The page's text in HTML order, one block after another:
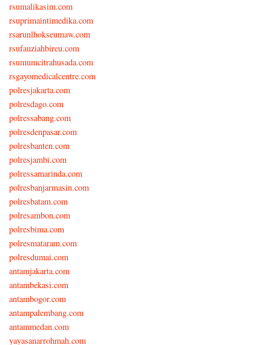
rsumalikasim.com
rsuprimaintimedika.com
rsarunlhokseumaw.com
rsufauziahbireu.com
rsumumcitrahusada.com
rsgayomedicalcentre.com
polresjakarta.com
polresdago.com
polressabang.com
polresdenpasar.com
polresbanten.com
polresjambi.com
polressamarinda.com
polresbanjarmasin.com
polresbatam.com
polresambon.com
polresbima.com
polresmataram.com
polresdumai.com
antamjakarta.com
antambekasi.com
antambogor.com
antampalembang.com
antammedan.com
yayasanarrohmah.com